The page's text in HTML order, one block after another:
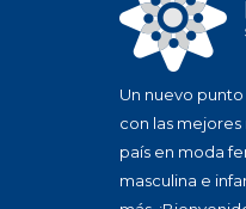
Un nuevo
con las mejores
país en moda
masculina e